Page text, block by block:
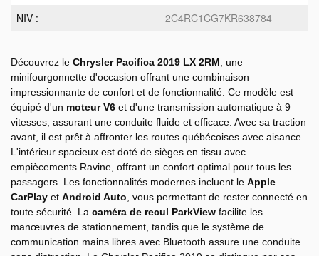
NIV :
2C4RC1CG7KR638784
Découvrez le Chrysler Pacifica 2019 LX 2RM , une
minifourgonnette d'occasion offrant une combinaison
impressionnante de confort et de fonctionnalité. Ce modèle est
équipé d'un moteur V6 et d'une transmission automatique à 9
vitesses, assurant une conduite fluide et efficace. Avec sa traction
avant, il est prêt à affronter les routes québécoises avec aisance.
L'intérieur spacieux est doté de sièges en tissu avec
empiècements Ravine, offrant un confort optimal pour tous les
passagers. Les fonctionnalités modernes incluent le Apple
CarPlay et Android Auto , vous permettant de rester connecté en
toute sécurité. La caméra de recul ParkView facilite les
manœuvres de stationnement, tandis que le système de
communication mains libres avec Bluetooth assure une conduite